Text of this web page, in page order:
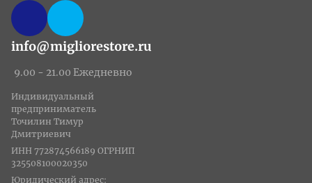
info@migliorestore.ru
9.00 - 21.00 Ежедневно
Индивидуальный
предприниматель
Точилин Тимур
Дмитриевич
ИНН 772874566189 ОГРНИП
325508100020350
Юридический адрес: